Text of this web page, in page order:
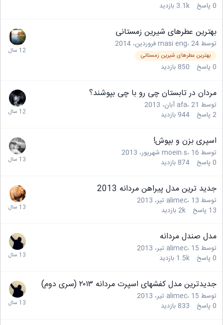
0پاسخ 3.1k بازدید
بهترین عطرهای شیرین زمستانی
توسط masi eng ،24 فروردین، 2014
بهترین عطرهای شیرین زمستانی
0پاسخ 850 بازدید
مردان در تابستان چی رو با چی بپوشند؟
توسط afa ،21 آبان، 2013
2پاسخ 944بازدید
اسپری بزن و بپوش!
توسط moein.s ،16 شهریور، 2013
0پاسخ 874 بازدید
جدید ترین مدل پیراهن مردانه 2013
توسط alimec ،13 تیر، 2013
13
پاسخ 2kبازدید
مدل صندل مردانه
توسط alimec ،15 تیر، 2013
0پاسخ 1.5k بازدید
جدیدترین مدل کفشهای اسپرت مردانه ۲۰۱۳ (سری دوم)
توسط alimec ،15 تیر، 2013
0پاسخ 833 بازدید